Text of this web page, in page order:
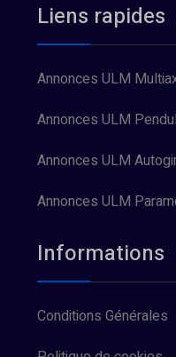
Liens rapides
Annonces ULM
Annonces ULM
Annonces ULM
Annonces ULM
Informations
Conditions Générales